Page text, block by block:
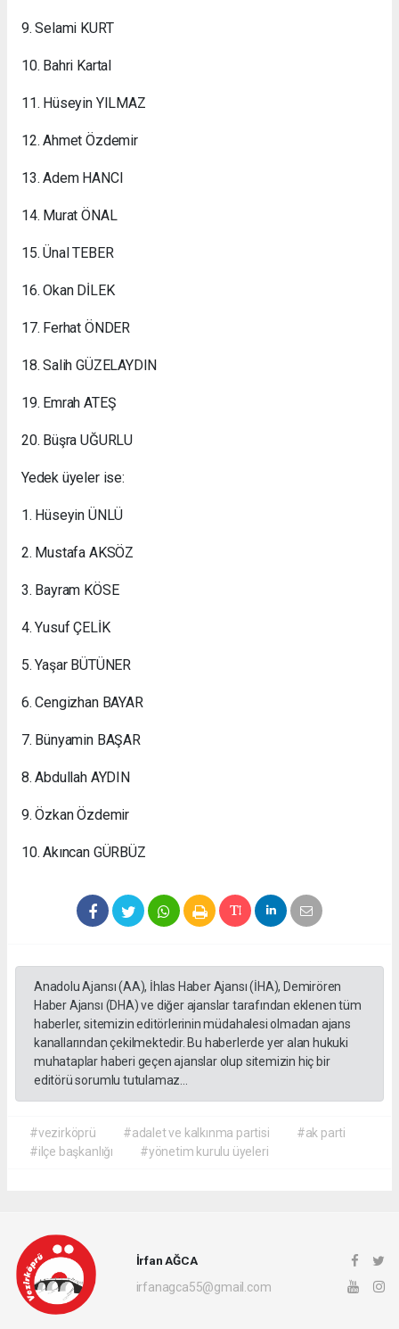
9. Selami KURT
10. Bahri Kartal
11. Hüseyin YILMAZ
12. Ahmet Özdemir
13. Adem HANCI
14. Murat ÖNAL
15. Ünal TEBER
16. Okan DİLEK
17. Ferhat ÖNDER
18. Salih GÜZELAYDIN
19. Emrah ATEŞ
20. Büşra UĞURLU
Yedek üyeler ise:
1. Hüseyin ÜNLÜ
2. Mustafa AKSÖZ
3. Bayram KÖSE
4. Yusuf ÇELİK
5. Yaşar BÜTÜNER
6. Cengizhan BAYAR
7. Bünyamin BAŞAR
8. Abdullah AYDIN
9. Özkan Özdemir
10. Akıncan GÜRBÜZ
Anadolu Ajansı (AA), İhlas Haber Ajansı (İHA), Demirören
Haber Ajansı (DHA) ve diğer ajanslar tarafından eklenen tüm
haberler, sitemizin editörlerinin müdahalesi olmadan ajans
kanallarından çekilmektedir. Bu haberlerde yer alan hukuki
muhataplar haberi geçen ajanslar olup sitemizin hiç bir
editörü sorumlu tutulamaz...
#vezirköprü #adalet ve kalkınma partisi
#ak parti
#ilçe başkanlığı
#yönetim kurulu üyeleri
İrfan AĞCA
irfanagca55@gmail.com